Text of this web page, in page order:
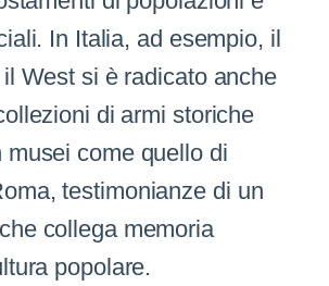
In Italia, ad esempio, il
West si è radicato anche
di armi storiche
musei come quello di
testimonianze di un
collega memoria
popolare.